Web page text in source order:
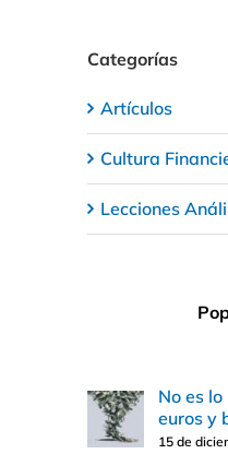
Categorías
Artículos
Cultura
Lecciones
No es
euros y
15 de